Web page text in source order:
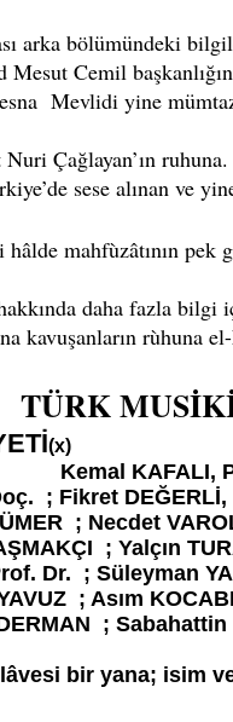
arka bölümündeki
Cemil
Mevlidi yine
Çağlayan’ın
sese alınan ve
mahfùzâtının pek
daha fazla bilgi
rùhuna el-
TÜRK
(x)
Prof. Dr. ; Lütfi
; Fikret
; Necdet
; Yalçın
Dr. ; Süleyman
; Asım
;
bir yana; isim